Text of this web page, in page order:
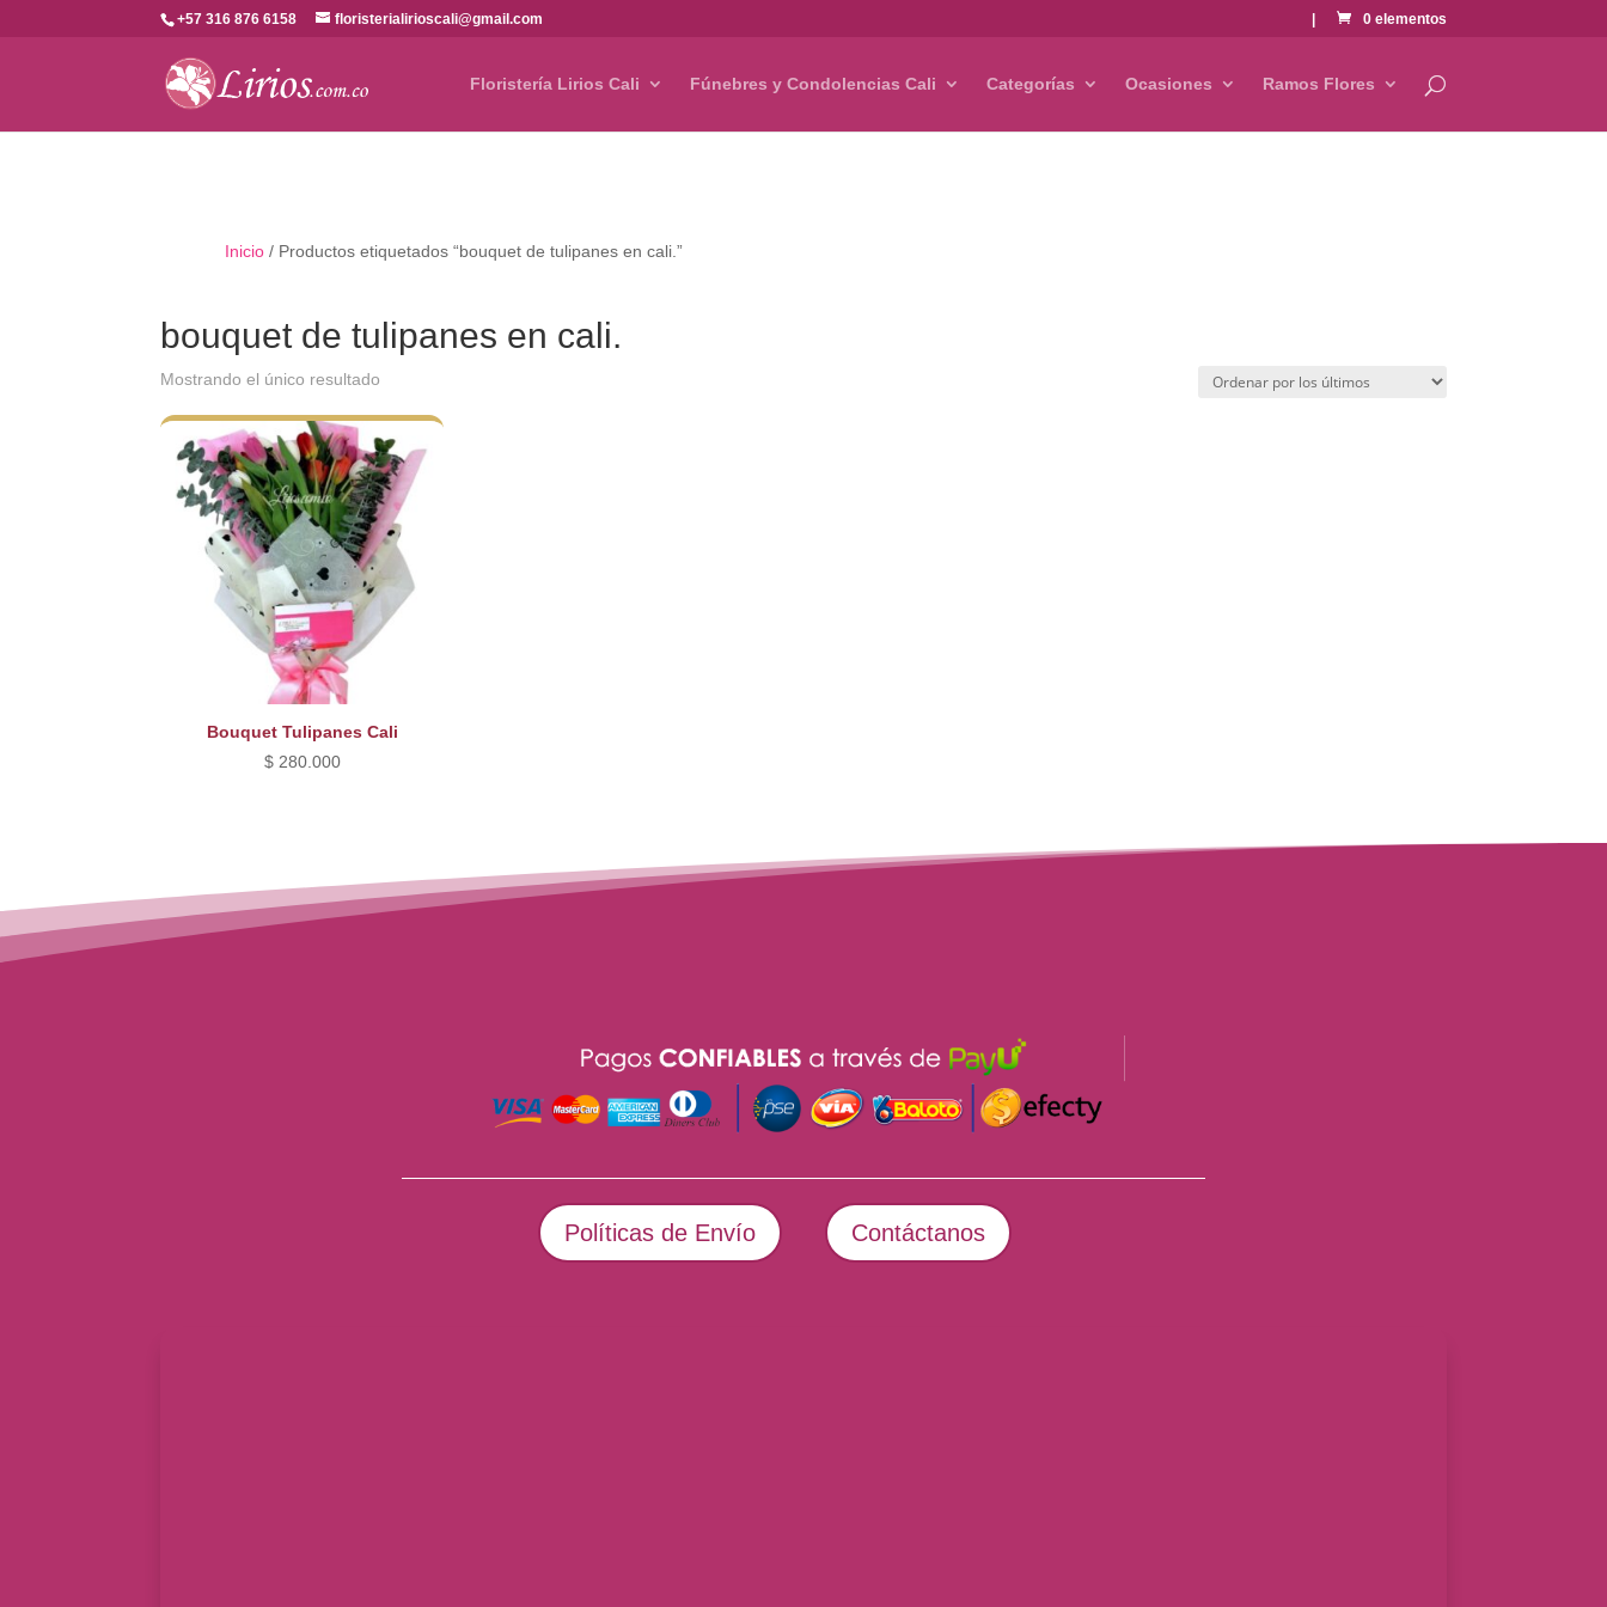
+57 316 876 6158 floristerialirioscali@gmail.com 0 elementos
Floristería Lirios Cali Fúnebres y Condolencias Cali Categorías Ocasiones Ramos Flores
Inicio / Productos etiquetados “bouquet de tulipanes en cali.”
bouquet de tulipanes en cali.
Mostrando el único resultado
Bouquet Tulipanes Cali
$280.000
Políticas de Envío Contáctanos